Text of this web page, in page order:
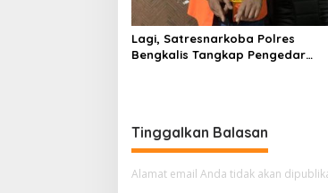
Lagi, Satresnarkoba Polres
Bengkalis Tangkap Pengedar
Tinggalkan Balasan
Alamat email Anda tidak akan